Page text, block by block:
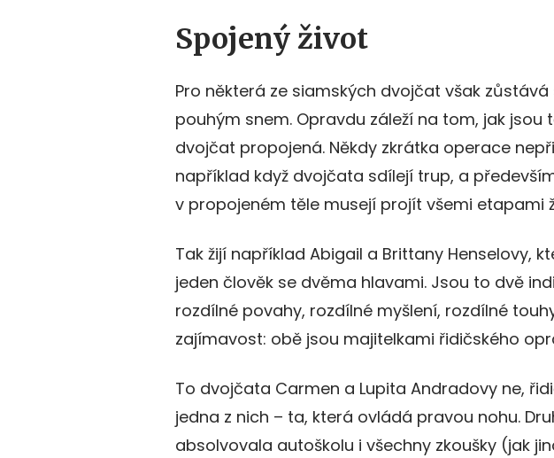
Spojený život
Pro některá ze siamských dvojčat však
pouhým snem. Opravdu záleží na tom, jak jsou
dvojčat propojená. Někdy zkrátka operace
například když dvojčata sdílejí trup, a
v propojeném těle musejí projít všemi etapami
Tak žijí například Abigail a Brittany Henselovy,
jeden člověk se dvěma hlavami. Jsou to dvě
rozdílné povahy, rozdílné myšlení, rozdílné
zajímavost: obě jsou majitelkami řidičského
To dvojčata Carmen a Lupita Andradovy ne,
jedna z nich – ta, která ovládá pravou nohu.
absolvovala autoškolu i všechny zkoušky (jak